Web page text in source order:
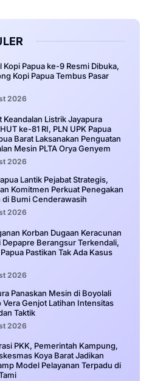
Kopi Papua ke-9 Resmi Dibuka,
Kopi Papua Tembus Pasar
2026
Keandalan Listrik Jayapura
ke-81 RI, PLN UPK Papua
Barat Laksanakan Penguatan
Mesin PLTA Orya Genyem
2026
Lantik Pejabat Strategis,
Komitmen Perkuat Penegakan
di Bumi Cenderawasih
2026
Korban Dugaan Keracunan
Depapre Berangsur Terkendali,
Pastikan Tak Ada Kasus
2026
Panaskan Mesin di Boyolali
Genjot Latihan Intensitas
Taktik
2026
PKK, Pemerintah Kampung,
Koya Barat Jadikan
Model Pelayanan Terpadu di